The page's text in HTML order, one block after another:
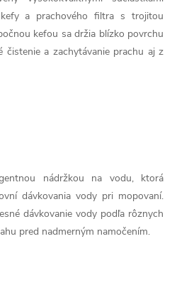
a prachového filtra s trojitou
kefou sa držia blízko povrchu
čistenie a zachytávanie prachu aj z
nádržkou na vodu, ktorá
dávkovania vody pri mopovaní.
dávkovanie vody podľa rôznych
pred nadmerným namočením.